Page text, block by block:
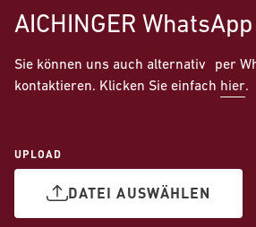
AICHINGER
Sie können uns auch alternativ per
kontaktieren. Klicken Sie einfach hier.
UPLOAD
DATEI AUSWÄHLEN